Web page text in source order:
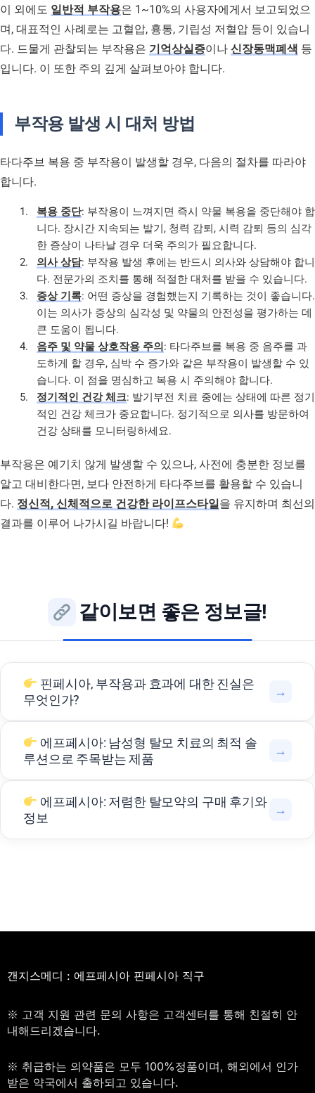
이 외에도 일반적 부작용은 1~10%의 사용자에게서 보고되었으
며, 대표적인 사례로는 고혈압, 흉통, 기립성 저혈압 등이 있습니
다. 드물게 관찰되는 부작용은 기억상실증이나 신장동맥폐색 등
입니다. 이 또한 주의 깊게 살펴보아야 합니다.
부작용 발생 시 대처 방법
타다주브 복용 중 부작용이 발생할 경우, 다음의 절차를 따라야
합니다.
복용 중단: 부작용이 느껴지면 즉시 약물 복용을 중단해야 합
니다. 장시간 지속되는 발기, 청력 감퇴, 시력 감퇴 등의 심각
한 증상이 나타날 경우 더욱 주의가 필요합니다.
의사 상담: 부작용 발생 후에는 반드시 의사와 상담해야 합니
다. 전문가의 조치를 통해 적절한 대처를 받을 수 있습니다.
증상 기록: 어떤 증상을 경험했는지 기록하는 것이 좋습니다.
이는 의사가 증상의 심각성 및 약물의 안전성을 평가하는 데
큰 도움이 됩니다.
음주 및 약물 상호작용 주의: 타다주브를 복용 중 음주를 과
도하게 할 경우, 심박 수 증가와 같은 부작용이 발생할 수 있
습니다. 이 점을 명심하고 복용 시 주의해야 합니다.
정기적인 건강 체크: 발기부전 치료 중에는 상태에 따른 정기
적인 건강 체크가 중요합니다. 정기적으로 의사를 방문하여
건강 상태를 모니터링하세요.
부작용은 예기치 않게 발생할 수 있으나, 사전에 충분한 정보를
알고 대비한다면, 보다 안전하게 타다주브를 활용할 수 있습니
다. 정신적, 신체적으로 건강한 라이프스타일을 유지하며 최선의
결과를 이루어 나가시길 바랍니다!
같이보면 좋은 정보글!
핀페시아, 부작용과 효과에 대한 진실은
무엇인가?
→
에프페시아: 남성형 탈모 치료의 최적 솔
루션으로 주목받는 제품
→
에프페시아: 저렴한 탈모약의 구매 후기와
정보
→
갠지스메디 : 에프페시아 핀페시아 직구
※ 고객 지원 관련 문의 사항은 고객센터를 통해 친절히 안
내해드리겠습니다.
※ 취급하는 의약품은 모두 100%정품이며, 해외에서 인가
받은 약국에서 출하되고 있습니다.